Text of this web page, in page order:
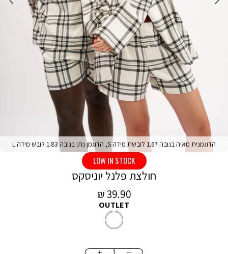
LOW IN STOCK
חולצת פלנל יוניסקס
מחיר
מכירה
39.90 ₪
OUTLET
הדוגמנית מאיה בגובה 1.67 לובשת מידה S, הדוגמן נתן בגובה 1.83 לובש מידה L